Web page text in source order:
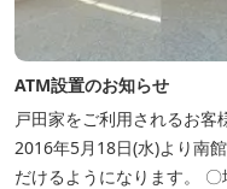
ATM設置のお知らせ
戸田家をご利用されるお客
2016年5月18日(水)より南
だけるようになります。 〇場所